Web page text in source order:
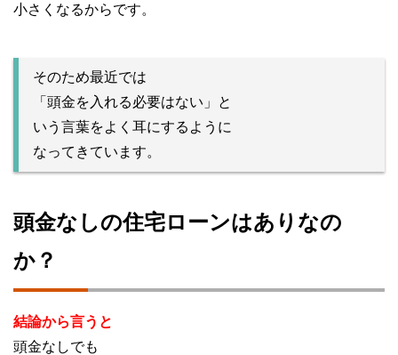
小さくなるからです。
そのため最近では
「頭金を入れる必要はない」と
いう言葉をよく耳にするように
なってきています。
頭金なしの住宅ローンはありなの
か？
結論から言うと
頭金なしでも